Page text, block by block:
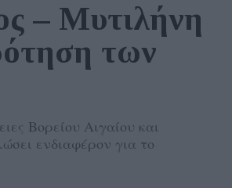
– Μυτιλήνη
των
Βορείου Αιγαίου και
ενδιαφέρον για το